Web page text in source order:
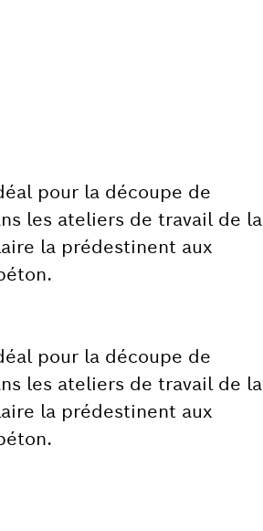
pour la découpe de
les ateliers de travail de la
la prédestinent aux
pour la découpe de
les ateliers de travail de la
la prédestinent aux